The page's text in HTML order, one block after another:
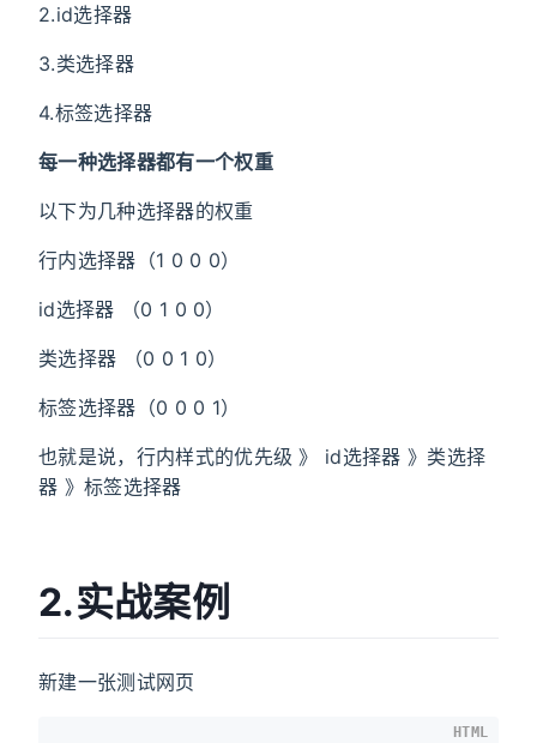
2.id选择器
3.类选择器
4.标签选择器
每一种选择器都有一个权重
以下为几种选择器的权重
行内选择器（1 0 0 0）
id选择器 （0 1 0 0）
类选择器 （0 0 1 0）
标签选择器（0 0 0 1）
也就是说，行内样式的优先级 》 id选择器 》类选择
器 》标签选择器
2.实战案例
新建一张测试网页
HTML